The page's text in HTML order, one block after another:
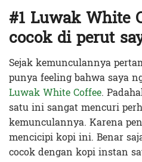
#1 Luwak White
cocok di perut
Sejak kemunculannya
punya feeling bahwa saya
Luwak White Coffee.
satu ini sangat mencuri
kemunculannya. Karena
mencicipi kopi ini. Benar
cocok dengan kopi instan